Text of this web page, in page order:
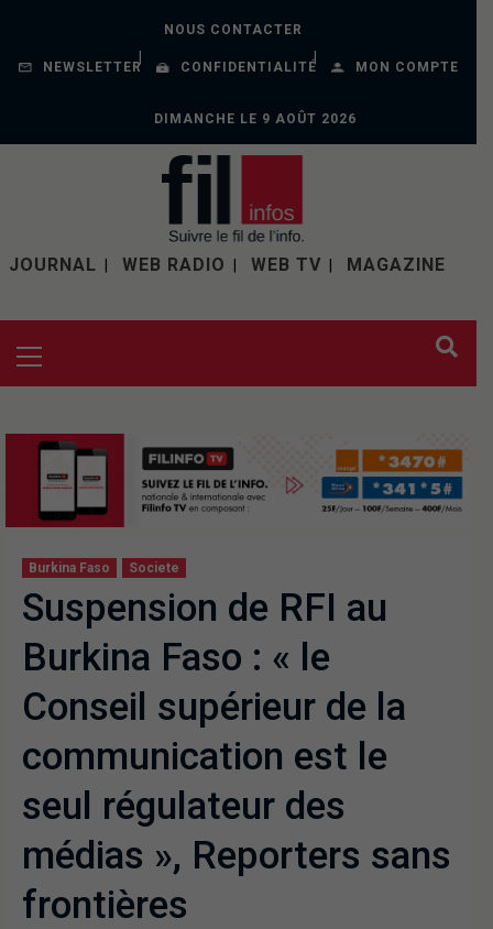
NOUS CONTACTER
NEWSLETTER CONFIDENTIALITÉ MON COMPTE
DIMANCHE LE 9 AOÛT 2026
JOURNAL WEB RADIO WEB TV MAGAZINE
Burkina Faso Societe
Suspension de RFI au
Burkina Faso : « le
Conseil supérieur de la
communication est le
seul régulateur des
médias », Reporters sans
frontières